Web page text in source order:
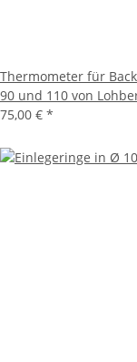
Thermometer für
90 und 110 von
75,00 € *